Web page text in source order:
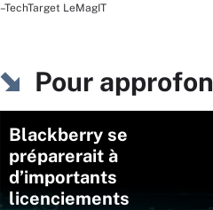
–TechTarget LeMagIT
Pour
Blackberry se
préparerait à
d’importants
licenciements